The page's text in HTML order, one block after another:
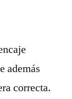
además
correcta.